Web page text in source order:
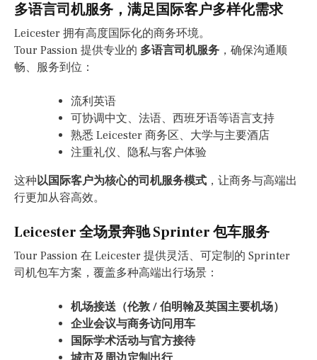
多语言司机服务，满足国际客户多样化需求
Leicester 拥有高度国际化的商务环境。
Tour Passion 提供专业的 多语言司机服务 ，确保沟通顺
畅、服务到位：
流利英语
可协调中文、法语、西班牙语等语言支持
熟悉 Leicester 商务区、大学与主要酒店
注重礼仪、隐私与客户体验
这种以国际客户为核心的司机服务模式 ，让商务与高端出
行更加从容高效。
Leicester 全场景奔驰 Sprinter 包车服务
Tour Passion 在 Leicester 提供灵活、可定制的 Sprinter
司机包车方案，覆盖多种高端出行场景：
机场接送（伦敦 / 伯明翰及英国主要机场）
企业会议与商务访问用车
国际学术活动与官方接待